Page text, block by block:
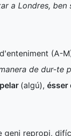
a Londres, ben
(A-M
de dur-te
(algú), ésser
geni repropi,